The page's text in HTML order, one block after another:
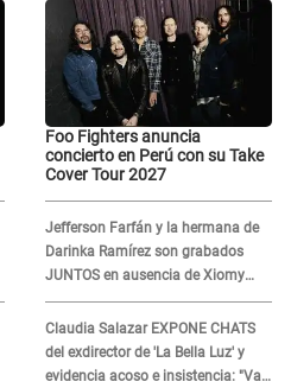
Foo Fighters anuncia
concierto en Perú con su Take
Cover Tour 2027
Jefferson Farfán y la hermana de
Darinka Ramírez son grabados
JUNTOS en ausencia de Xiomy
Kanashiro: "Siempre va
acompañada..."
Claudia Salazar EXPONE CHATS
del exdirector de 'La Bella Luz' y
evidencia acoso e insistencia: "Vas